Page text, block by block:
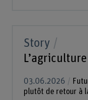
Story
03.06.2026
plutôt de retour à